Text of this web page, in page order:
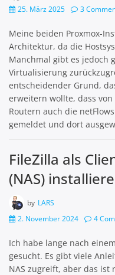
25. März 2025
3
Meine beiden Proxmox-
Architektur, da die
Manchmal gibt es jedoch
Virtualisierung
entscheidender Grund,
erweitern wollte, dass
Routern auch die
gemeldet und dort
FileZilla als
(NAS)
by LARS
2. November 2024
4
Ich habe lange nach
gesucht. Es gibt viele
NAS zugreift, aber das ist